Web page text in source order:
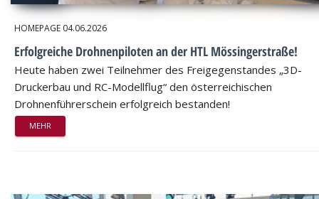
HOMEPAGE 04.06.2026
Erfolgreiche Drohnenpiloten an der HTL Mössingerstraße!
Heute haben zwei Teilnehmer des Freigegenstandes „3D-
Druckerbau und RC-Modellflug“ den österreichischen
Drohnenführerschein erfolgreich bestanden!
MEHR